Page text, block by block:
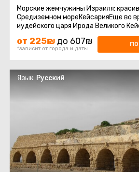
Морские жемчужины Израиля:
Средиземном мореКейсарияЕще во
иудейского царя Ирода Великого
в честь римского императора ...
от 225₪ до 607₪
*зависит от города и даты
Язык: Русский